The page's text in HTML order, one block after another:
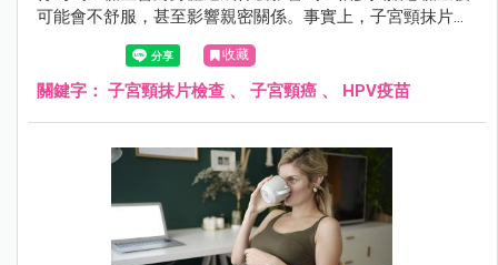
可能會不舒服，甚至影響親密關係。事實上，子宮頸抹片雖
然是常規篩檢，但仍可能讓子宮頸變得敏感，甚至有輕微出
血。檢查後應該休息多久？需要特別注意什麼？
收藏
關鍵字： 子宮頸抹片檢查 、 子宮頸癌 、 HPV疫苗